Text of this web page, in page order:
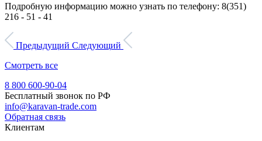
Подробную информацию можно узнать по телефону: 8(351)
216 - 51 - 41
Предыдущий Следующий
Смотреть все
8 800 600-90-04
Бесплатный звонок по РФ
info@karavan-trade.com
Обратная связь
Клиентам